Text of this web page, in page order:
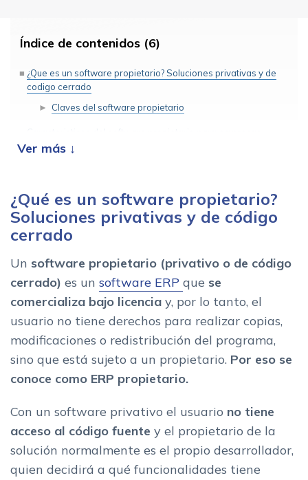
Índice de contenidos (6)
¿Que es un software propietario? Soluciones privativas y de
codigo cerrado
Claves del software propietario
Ventajas de la implantacion de un software propietario
empresa
¿Qué es un software propietario?
Soluciones privativas y de código
cerrado
Un software propietario (privativo o de código
cerrado) es un software ERP que se
comercializa bajo licencia y, por lo tanto, el
usuario no tiene derechos para realizar copias,
modificaciones o redistribución del programa,
sino que está sujeto a un propietario. Por eso se
conoce como ERP propietario.
Con un software privativo el usuario no tiene
acceso al código fuente y el propietario de la
solución normalmente es el propio desarrollador,
quien decidirá a qué funcionalidades tiene